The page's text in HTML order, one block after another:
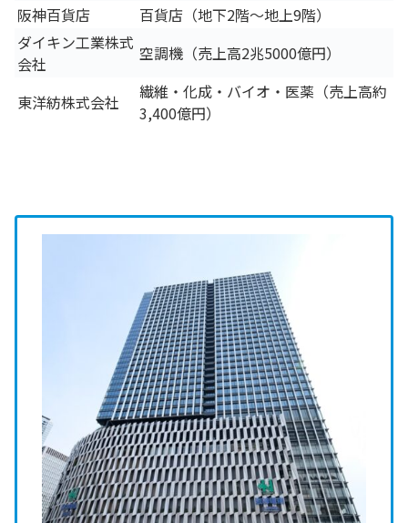
阪神百貨店
百貨店（地下2階～地上9階）
ダイキン工業株式
会社
空調機（売上高2兆5000億円）
東洋紡株式会社
繊維・化成・バイオ・医薬（売上高約
3,400億円）